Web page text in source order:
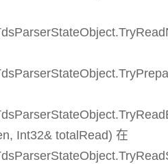
Int32& totalRead) 在